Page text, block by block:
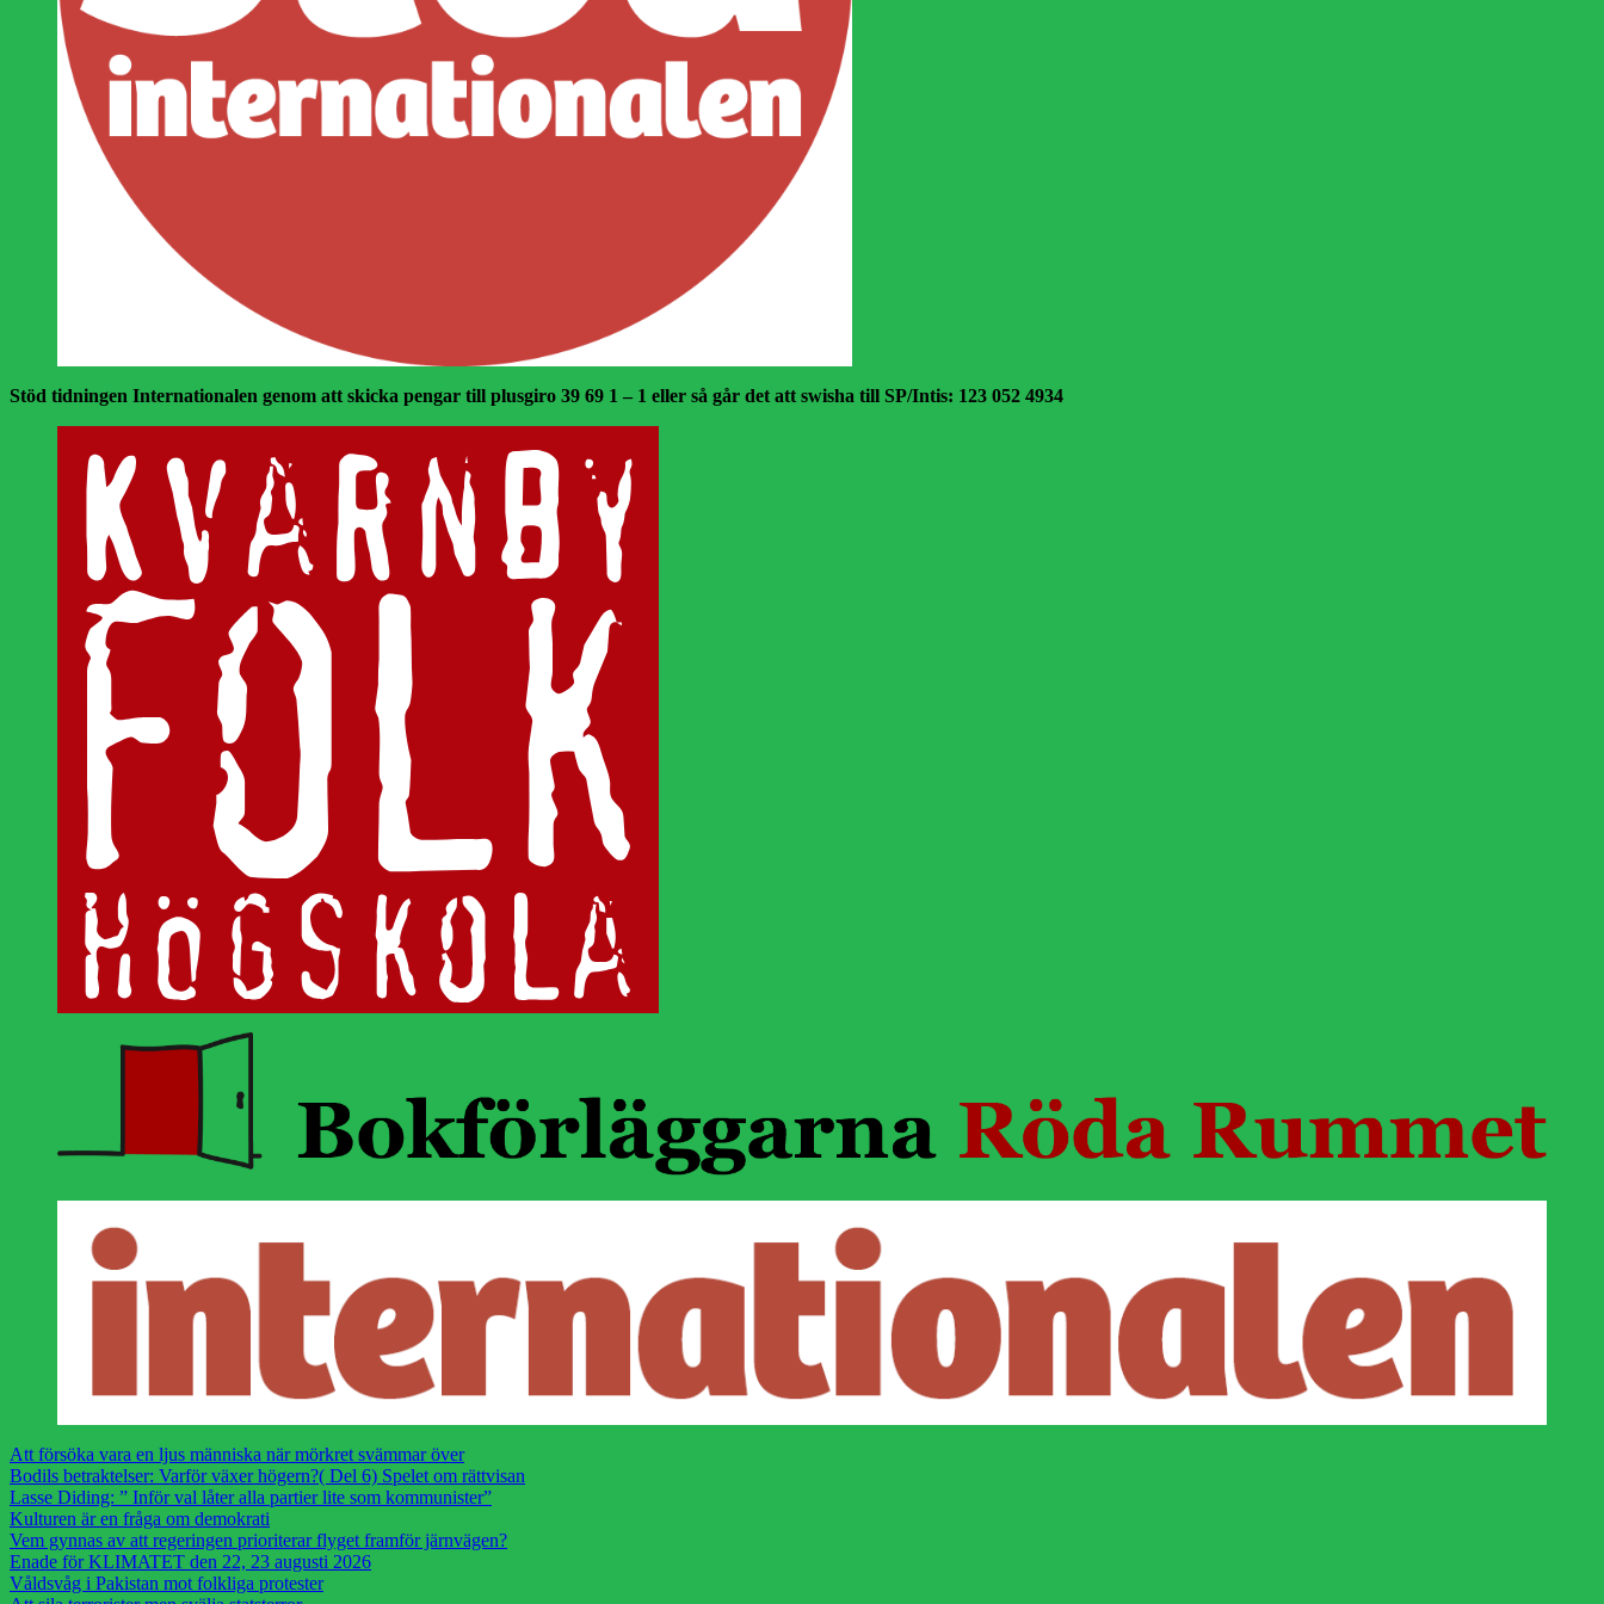
Stöd tidningen Internationalen genom att skicka pengar till plusgiro 39 69 1 – 1 eller så går det att swisha till SP/Intis: 123 052 4934
Att försöka vara en ljus människa när mörkret svämmar över
Bodils betraktelser: Varför växer högern?( Del 6) Spelet om rättvisan
Lasse Diding: ” Inför val låter alla partier lite som kommunister”
Kulturen är en fråga om demokrati
Vem gynnas av att regeringen prioriterar flyget framför järnvägen?
Enade för KLIMATET den 22, 23 augusti 2026
Våldsvåg i Pakistan mot folkliga protester